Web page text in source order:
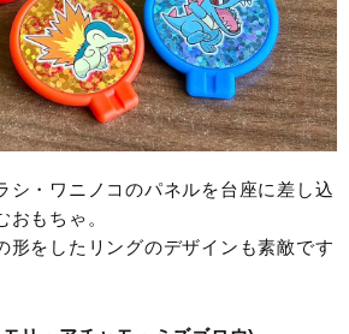
シ・ワニノコのパネルを台座に差し込
おもちゃ。
形をしたリングのデザインも素敵です